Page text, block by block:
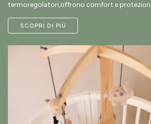
termoregolatori,offrono comfort e
SCOPRI DI PIÙ